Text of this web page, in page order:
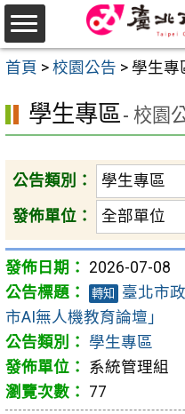
跳
至
主
容
區
首頁 > 校園公告 > 學生專
學生專區- 校園
公告類別：
發佈單位：
2026-07-08
轉知
臺北市
市AI無人機教育論壇」
學生專區
系統管理組
77
選
單